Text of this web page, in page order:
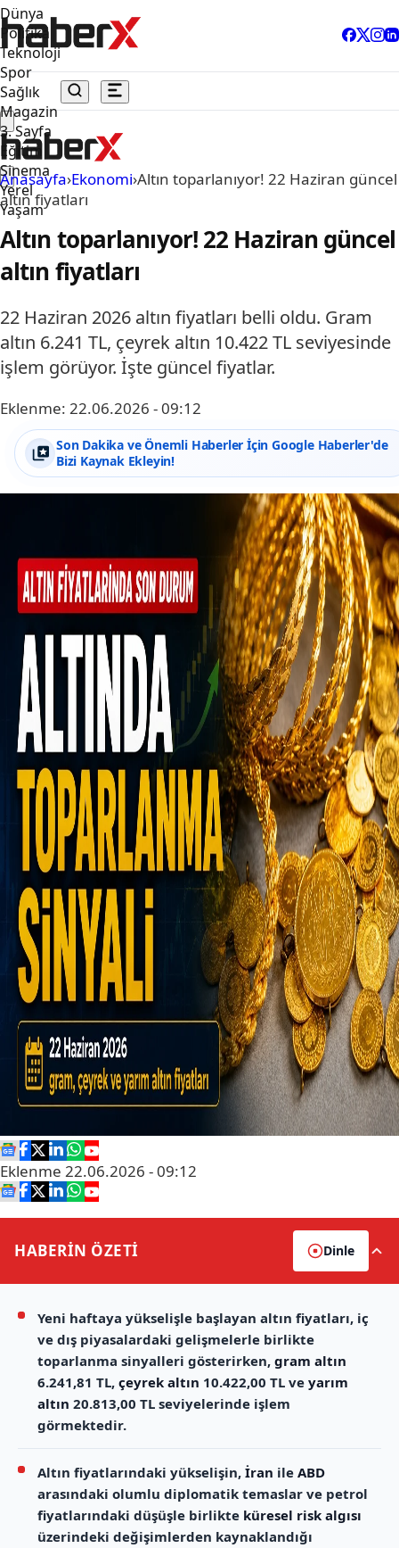
Dünya
Politika
Teknoloji
Spor
Sağlık
Magazin
3. Sayfa
Eğitim
Sinema
Yerel
Yaşam
Anasayfa›Ekonomi›Altın toparlanıyor! 22 Haziran güncel
altın fiyatları
Altın toparlanıyor! 22 Haziran güncel
altın fiyatları
22 Haziran 2026 altın fiyatları belli oldu. Gram
altın 6.241 TL, çeyrek altın 10.422 TL seviyesinde
işlem görüyor. İşte güncel fiyatlar.
Eklenme: 22.06.2026 - 09:12
Son Dakika ve Önemli Haberler İçin Google Haberler'de
Bizi Kaynak Ekleyin!
Eklenme 22.06.2026 - 09:12
HABERİN ÖZETİ Dinle
Yeni haftaya yükselişle başlayan altın fiyatları, iç
ve dış piyasalardaki gelişmelerle birlikte
toparlanma sinyalleri gösterirken, gram altın
6.241,81 TL, çeyrek altın 10.422,00 TL ve yarım
altın 20.813,00 TL seviyelerinde işlem
görmektedir.
Altın fiyatlarındaki yükselişin, İran ile ABD
arasındaki olumlu diplomatik temaslar ve petrol
fiyatlarındaki düşüşle birlikte küresel risk algısı
üzerindeki değişimlerden kaynaklandığı